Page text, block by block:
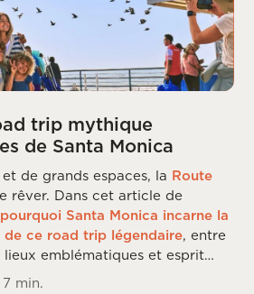
trip mythique
de Santa Monica
de grands espaces, la Route
rêver. Dans cet article de
pourquoi Santa Monica incarne la
ce road trip légendaire, entre
emblématiques et esprit
7 min.